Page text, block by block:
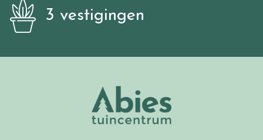
3 vestigingen